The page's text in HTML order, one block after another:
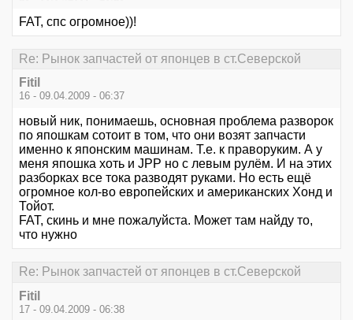
FAT, спс огромное))!
Re: Рынок запчастей от японцев в ст.Северской
Fitil
16 - 09.04.2009 - 06:37
новый ник, понимаешь, основная проблема разворок
по япошкам сотоит в том, что они возят запчасти
именно к японским машинам. Т.е. к праворуким. А у
меня япошка хоть и JPP но с левым рулём. И на этих
разборках все тока разводят руками. Но есть ещё
огромное кол-во европейских и американских Хонд и
Тойот.
FAT, скинь и мне пожалуйста. Может там найду то,
что нужно
Re: Рынок запчастей от японцев в ст.Северской
Fitil
17 - 09.04.2009 - 06:38